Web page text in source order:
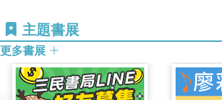
主題書展
更多書展